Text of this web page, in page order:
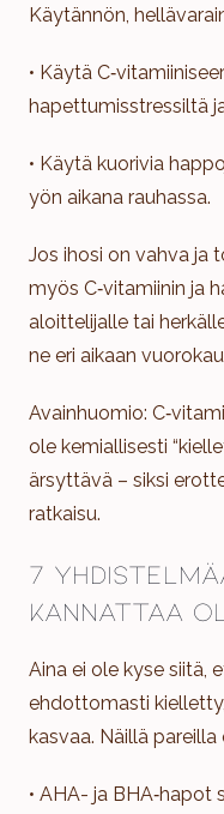
Käytännön,
• Käytä
hapettumisstressiltä
• Käytä kuorivia
yön aikana rauhassa.
Jos ihosi on vahva ja
myös C‑vitamiinin ja
aloittelijalle tai
ne eri aikaan
Avainhuomio:
ole kemiallisesti
ärsyttävä – siksi
ratkaisu.
7
kannattaa
Aina ei ole kyse siitä,
ehdottomasti
kasvaa. Näillä
• AHA- ja BHA‑hapot